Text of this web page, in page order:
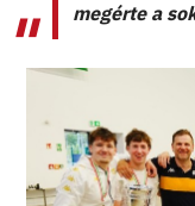
megérte a